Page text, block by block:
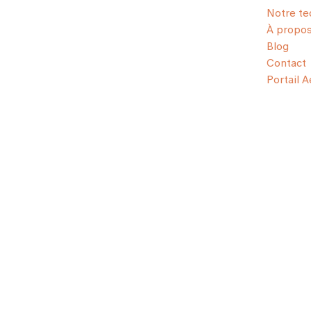
Notre
À propos
Blog
Contact
Portail